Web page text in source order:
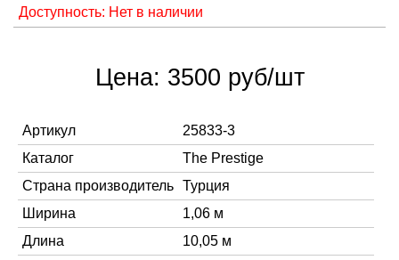
Доступность: Нет в наличии
Цена: 3500 руб/шт
Артикул
25833-3
Каталог
The Prestige
Страна производитель Турция
Ширина
1,06 м
Длина
10,05 м